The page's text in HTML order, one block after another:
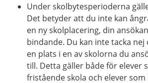
Under skolbytesperioderna
Det betyder att du inte kan
en ny skolplacering, din
bindande. Du kan inte tacka
en plats i en av skolorna du
till. Detta gäller både för elever
fristående skola och elever